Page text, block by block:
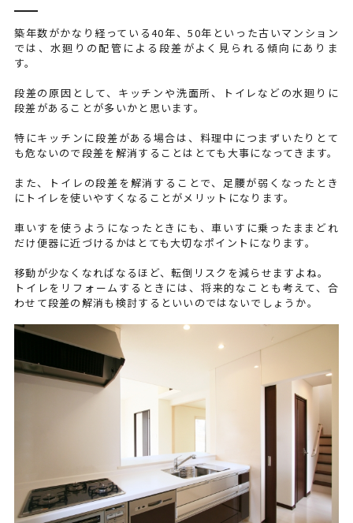
築年数がかなり経っている40年、50年といった古いマンション
では、水廻りの配管による段差がよく見られる傾向にありま
す。
段差の原因として、キッチンや洗面所、トイレなどの水廻りに
段差があることが多いかと思います。
特にキッチンに段差がある場合は、料理中につまずいたりとて
も危ないので段差を解消することはとても大事になってきます。
また、トイレの段差を解消することで、足腰が弱くなったとき
にトイレを使いやすくなることがメリットになります。
車いすを使うようになったときにも、車いすに乗ったままどれ
だけ便器に近づけるかはとても大切なポイントになります。
移動が少なくなればなるほど、転倒リスクを減らせますよね。
トイレをリフォームするときには、将来的なことも考えて、合
わせて段差の解消も検討するといいのではないでしょうか。